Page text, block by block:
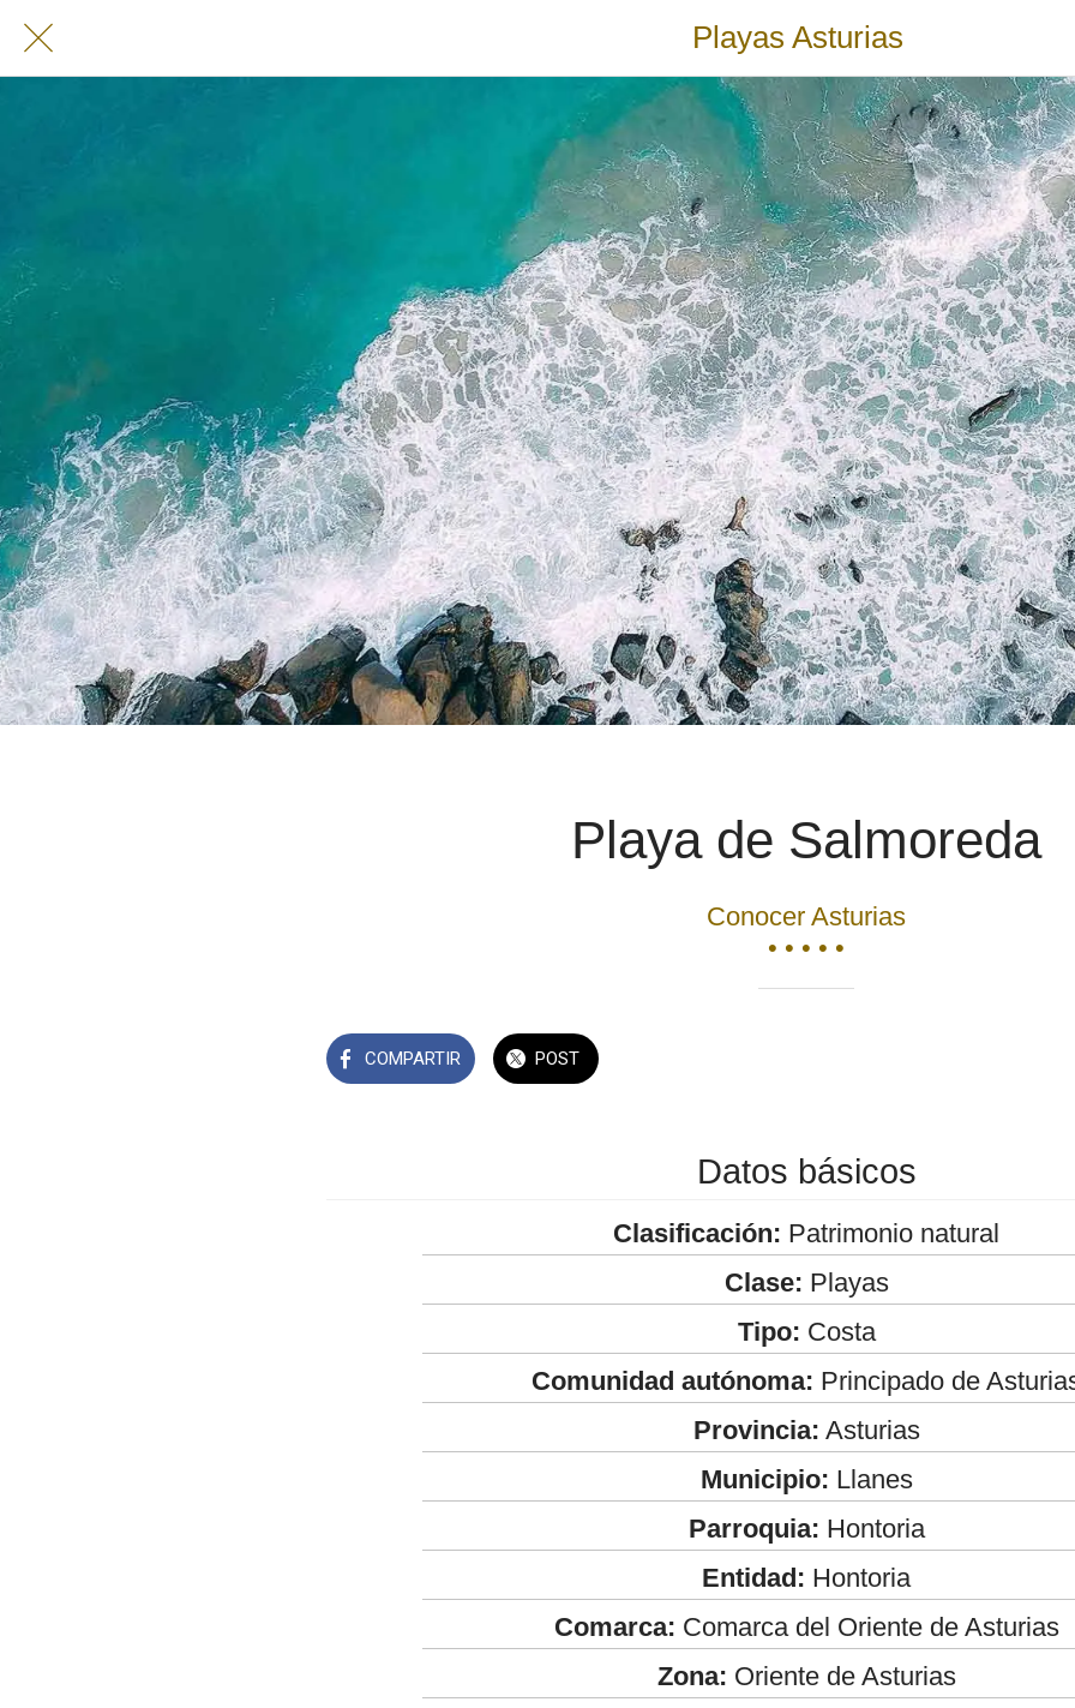
Playas Asturias
Playa de Salmoreda
Conocer Asturias
• • • • •
COMPARTIR POST
Datos básicos
Clasificación: Patrimonio natural
Clase: Playas
Tipo: Costa
Comunidad autónoma: Principado de
Provincia: Asturias
Municipio: Llanes
Parroquia: Hontoria
Entidad: Hontoria
Comarca: Comarca del Oriente de Asturias
Zona: Oriente de Asturias